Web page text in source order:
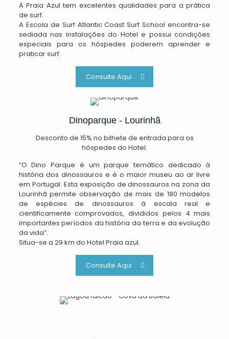
A Praia Azul tem excelentes qualidades para a prática
de surf.
A Escola de Surf Atlantic Coast Surf School encontra-se
sediada nas instalações do Hotel e possui condições
especiais para os hóspedes poderem aprender e
praticar surf.
Consulte Aqui
Dinoparque - Lourinhã
Desconto de 15% no bilhete de entrada para os
hóspedes do Hotel.
“O Dino Parque é um parque temático dedicado à
história dos dinossauros e é o maior museu ao ar livre
em Portugal. Esta exposição de dinossauros na zona da
Lourinhã permite observação de mais de 180 modelos
de espécies de dinossauros à escala real e
cientificamente comprovados, divididos pelos 4 mais
importantes períodos da história da terra e da evolução
da vida”.
Situa-se a 29 km do Hotel Praia azul.
Consulte Aqui